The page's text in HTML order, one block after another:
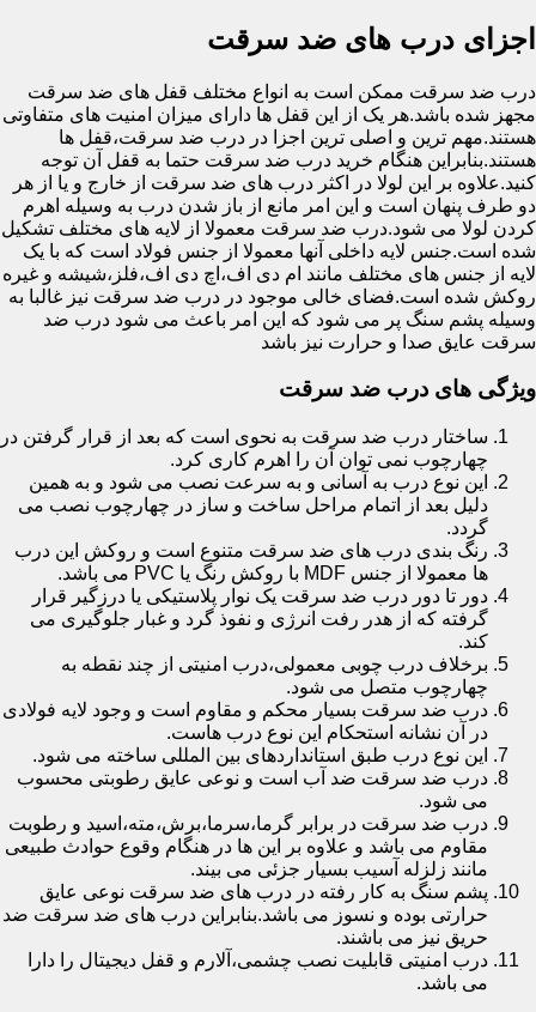
اجزای درب های ضد سرقت
درب ضد سرقت ممکن است به انواع مختلف قفل های ضد سرقت
مجهز شده باشد.هر یک از این قفل ها دارای میزان امنیت های متفاوتی
هستند.مهم ترین و اصلی ترین اجزا در درب ضد سرقت،قفل ها
هستند.بنابراین هنگام خرید درب ضد سرقت حتما به قفل آن توجه
کنید.علاوه بر این لولا در اکثر درب های ضد سرقت از خارج و یا از هر
دو طرف پنهان است و این امر مانع از باز شدن درب به وسیله اهرم
کردن لولا می شود.درب ضد سرقت معمولا از لایه های مختلف تشکیل
شده است.جنس لایه داخلی آنها معمولا از جنس فولاد است که با یک
لایه از جنس های مختلف مانند ام دی اف،اچ دی اف،فلز،شیشه و غیره
روکش شده است.فضای خالی موجود در درب ضد سرقت نیز غالبا به
وسیله پشم سنگ پر می شود که این امر باعث می شود درب ضد
سرقت عایق صدا و حرارت نیز باشد
ویژگی های درب ضد سرقت
ساختار درب ضد سرقت به نحوی است که بعد از قرار گرفتن در
چهارچوب نمی توان آن را اهرم کاری کرد.
این نوع درب به آسانی و به سرعت نصب می شود و به همین
دلیل بعد از اتمام مراحل ساخت و ساز در چهارچوب نصب می
گردد.
رنگ بندی درب های ضد سرقت متنوع است و روکش این درب
ها معمولا از جنس MDF با روکش رنگ یا PVC می باشد.
دور تا دور درب ضد سرقت یک نوار پلاستیکی یا درزگیر قرار
گرفته که از هدر رفت انرژی و نفوذ گرد و غبار جلوگیری می
کند.
برخلاف درب چوبی معمولی،درب امنیتی از چند نقطه به
چهارچوب متصل می شود.
درب ضد سرقت بسیار محکم و مقاوم است و وجود لایه فولادی
در آن نشانه استحکام این نوع درب هاست.
این نوع درب طبق استانداردهای بین المللی ساخته می شود.
درب ضد سرقت ضد آب است و نوعی عایق رطوبتی محسوب
می شود.
درب ضد سرقت در برابر گرما،سرما،برش،مته،اسید و رطوبت
مقاوم می باشد و علاوه بر این ها در هنگام وقوع حوادث طبیعی
مانند زلزله آسیب بسیار جزئی می بیند.
پشم سنگ به کار رفته در درب های ضد سرقت نوعی عایق
حرارتی بوده و نسوز می باشد.بنابراین درب های ضد سرقت ضد
حریق نیز می باشند.
درب امنیتی قابلیت نصب چشمی،آلارم و قفل دیجیتال را دارا
می باشد.